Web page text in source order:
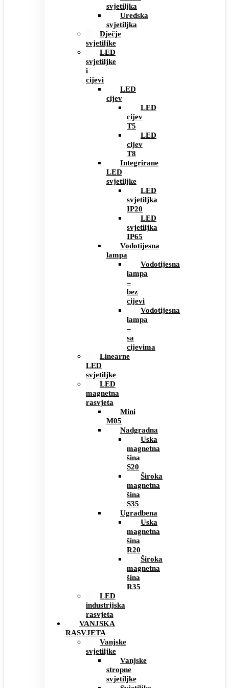
svjetiljka
Uredska
svjetiljka
Dječje
svjetiljke
LED
svjetiljke
i
cijevi
LED
cijev
LED
cijev
T5
LED
cijev
T8
Integrirane
LED
svjetiljke
LED
svjetiljka
IP20
LED
svjetiljka
IP65
Vodotijesna
lampa
Vodotijesna
lampa
–
bez
cijevi
Vodotijesna
lampa
–
sa
cijevima
Linearne
LED
svjetiljke
LED
magnetna
rasvjeta
Mini
M05
Nadgradna
Uska
magnetna
šina
S20
Široka
magnetna
šina
S35
Ugradbena
Uska
magnetna
šina
R20
Široka
magnetna
šina
R35
LED
industrijska
rasvjeta
VANJSKA
RASVJETA
Vanjske
svjetiljke
Vanjske
stropne
svjetiljke